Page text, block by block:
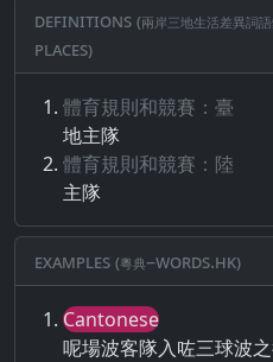
Definitions (兩岸三地生活差異
Places)
體育規則和競賽：臺
地主隊
體育規則和競賽：陸
主隊
Examples (粵典–words.hk)
Cantonese
呢場波客隊入咗三球波